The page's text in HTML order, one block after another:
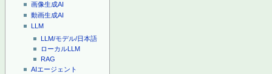
画像生成AI
動画生成AI
LLM
LLM/モデル/日本語
ローカルLLM
RAG
AIエージェント